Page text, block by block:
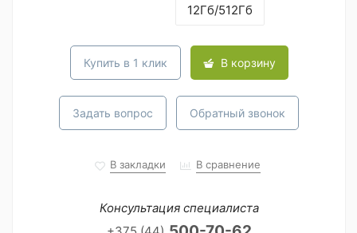
12Гб/512Гб
Купить в 1 клик В корзину
Задать вопрос Обратный звонок
В закладки В сравнение
Консультация специалиста